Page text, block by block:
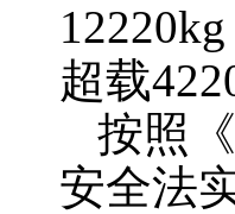
超载
按照
安全法